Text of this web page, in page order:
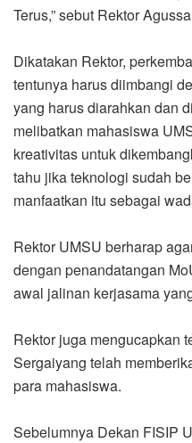
Terus,” sebut Rektor
Dikatakan Rektor,
tentunya harus diimbangi
yang harus diarahkan dan
melibatkan mahasiswa
kreativitas untuk
tahu jika teknologi sudah
manfaatkan itu sebagai
Rektor UMSU berharap
dengan penandatangan
awal jalinan kerjasama
Rektor juga mengucapkan
Sergaiyang telah
para mahasiswa.
Sebelumnya Dekan FISIP